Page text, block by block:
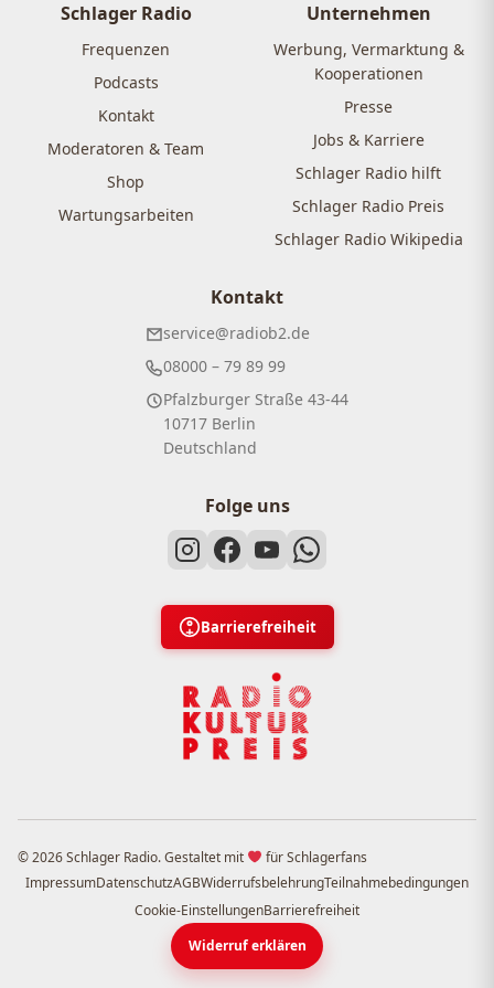
Schlager Radio
Frequenzen
Podcasts
Kontakt
Moderatoren & Team
Shop
Wartungsarbeiten
Unternehmen
Werbung, Vermarktung &
Kooperationen
Presse
Jobs & Karriere
Schlager Radio hilft
Schlager Radio Preis
Schlager Radio Wikipedia
Kontakt
service@radiob2.de
08000 – 79 89 99
Pfalzburger Straße 43-44
10717 Berlin
Deutschland
Folge uns
Barrierefreiheit
© 2026 Schlager Radio. Gestaltet mit
für Schlagerfans
ImpressumDatenschutzAGBWiderrufsbelehrungTeilnahmebedingungen
Cookie-EinstellungenBarrierefreiheit
Widerruf erklären